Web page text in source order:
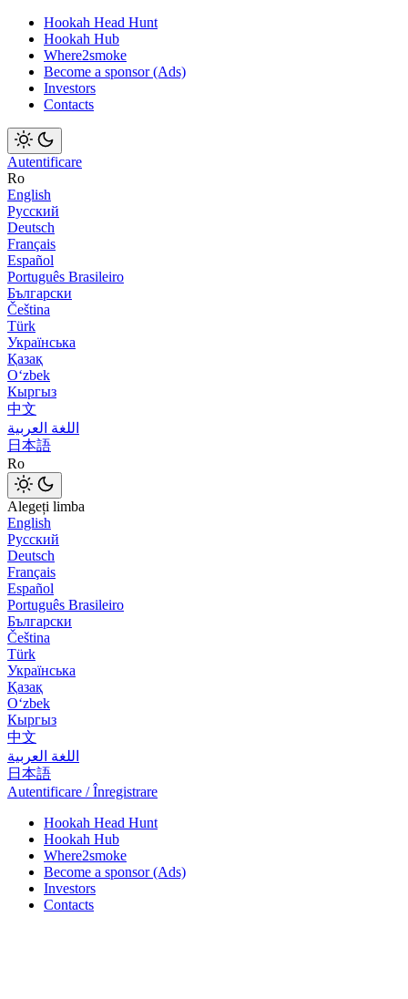
Hookah Head Hunt
Hookah Hub
Where2smoke
Become a sponsor (Ads)
Investors
Contacts
Autentificare
Ro
English
Русский
Deutsch
Français
Español
Português Brasileiro
Български
Čeština
Türk
Українська
Қазақ
Оʻzbek
Кыргыз
中文
اللغة العربية
日本語
Ro
Alegeți limba
English
Русский
Deutsch
Français
Español
Português Brasileiro
Български
Čeština
Türk
Українська
Қазақ
Оʻzbek
Кыргыз
中文
اللغة العربية
日本語
Autentificare / Înregistrare
Hookah Head Hunt
Hookah Hub
Where2smoke
Become a sponsor (Ads)
Investors
Contacts